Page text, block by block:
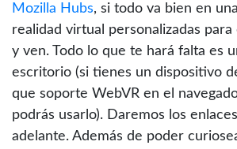
Mozilla Hubs, si todo va bien en
realidad virtual personalizadas para
y ven. Todo lo que te hará falta es
escritorio (si tienes un dispositivo
que soporte WebVR en el
podrás usarlo). Daremos los
adelante. Además de poder